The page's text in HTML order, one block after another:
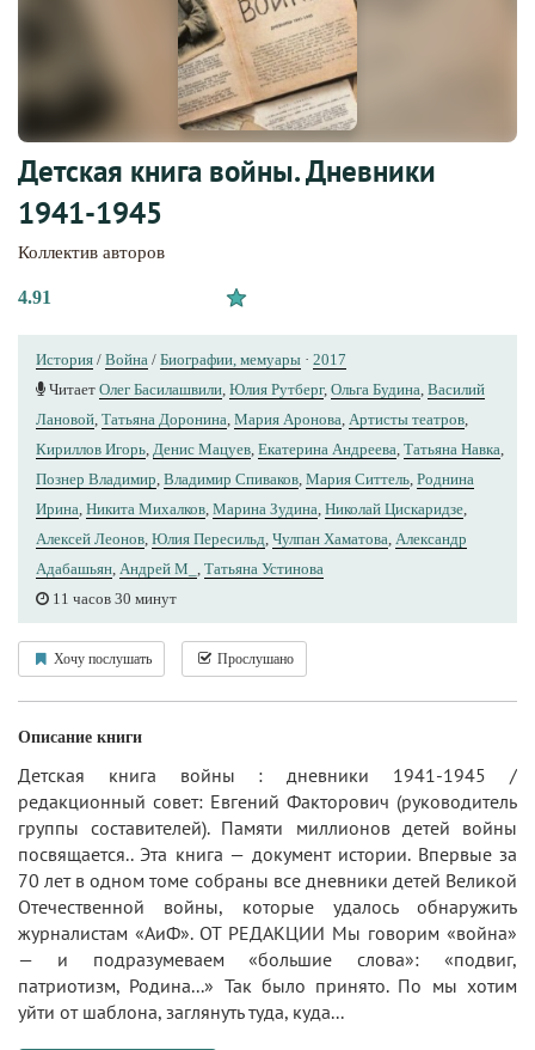
Детская книга войны. Дневники
1941-1945
Коллектив авторов
4.91
История / Война / Биографии, мемуары · 2017
Читает Олег Басилашвили, Юлия Рутберг, Ольга Будина, Василий
Лановой, Татьяна Доронина, Мария Аронова, Артисты теaтров,
Кириллов Игорь, Денис Мацуев, Екатерина Андреева, Татьяна Навка,
Познер Владимир, Владимир Спиваков, Мария Ситтель, Роднина
Ирина, Никита Михалков, Марина Зудина, Николай Цискаридзе,
Алексей Леонов, Юлия Пересильд, Чулпан Хаматова, Александр
Адабашьян, Андрей М_ , Татьяна Устинова
11 часов 30 минут
Хочу послушать Прослушано
Описание книги
Детская книга войны : дневники 1941-1945 /
редакционный совет: Евгений Факторович (руководитель
группы составителей). Памяти миллионов детей войны
посвящается.. Эта книга — документ истории. Впервые за
70 лет в одном томе собраны все дневники детей Великой
Отечественной войны, которые удалось обнаружить
журналистам «АиФ». ОТ РЕДАКЦИИ Мы говорим «война»
— и подразумеваем «большие слова»: «подвиг,
патриотизм, Родина...» Так было принято. По мы хотим
уйти от шаблона, заглянуть туда, куда...